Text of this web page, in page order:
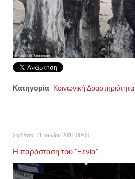
Κατηγορία Κοινωνική Δραστηριότητα
Σάββατο, 11 Ιουνίου 2011 00:06
Η παράσταση του "Ξενία"